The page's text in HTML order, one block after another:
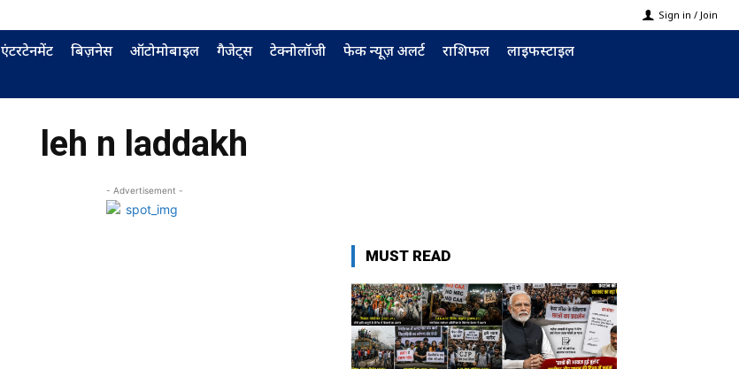
Sign in / Join
एंटरटेनमेंट बिज़नेस ऑटोमोबाइल गैजेट्स टेक्नोलॉजी फेक न्यूज़ अलर्ट राशिफल लाइफस्टाइल
leh n laddakh
- Advertisement -
MUST READ